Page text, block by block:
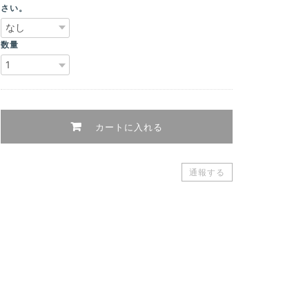
さい。
数量
カートに入れる
通報する